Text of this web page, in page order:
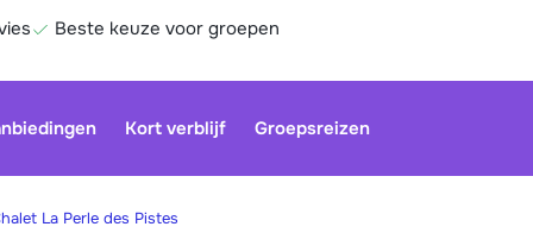
Beste keuze voor groepen
Kort verblijf Groepsreizen
La Perle des Pistes